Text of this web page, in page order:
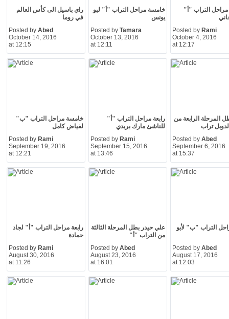
راي باسيل الى كأس العالم
في روما
Posted by Abed
October 14, 2016
at 12:15
خامسة مراحل التراب "أ" لبو
يونس
Posted by Tamara
October 13, 2016
at 12:11
التراب "أ"
Posted by Rami
October 4, 2016
at 12:17
خامسة مراحل التراب "ب"
لفياض كامل
Posted by Rami
September 19, 2016
at 12:21
رابعة مراحل التراب "أ"
للناشئ مارك بريدي
Posted by Rami
September 15, 2016
at 13:46
المرحلة الرابعة من
تراب
Posted by Abed
September 6, 2016
at 15:37
رابعة مراحل التراب "أ" لجاد
حمادة
Posted by Rami
August 30, 2016
at 11:26
علي حيدر بطل المرحلة الثالثة
من التراب "أ"
Posted by Abed
August 23, 2016
at 16:01
التراب "ب" لأبو
Posted by Abed
August 17, 2016
at 12:03